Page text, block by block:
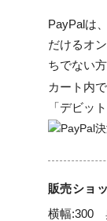
PayPalは
だけるオ
ちでない
カート内
「デビッ
販売ショ
横幅:300